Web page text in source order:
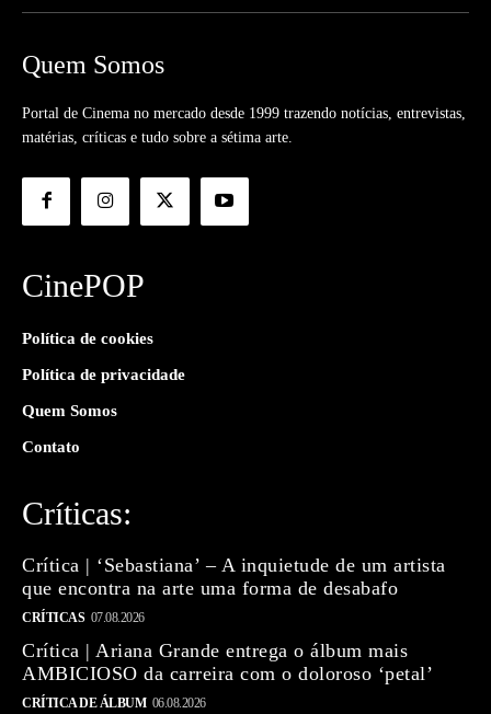
Quem Somos
Portal de Cinema no mercado desde 1999 trazendo notícias, entrevistas,
matérias, críticas e tudo sobre a sétima arte.
CinePOP
Política de cookies
Política de privacidade
Quem Somos
Contato
Críticas:
Crítica | ‘Sebastiana’ – A inquietude de um artista
que encontra na arte uma forma de desabafo
CRÍTICAS 07.08.2026
Crítica | Ariana Grande entrega o álbum mais
AMBICIOSO da carreira com o doloroso ‘petal’
CRÍTICA DE ÁLBUM 06.08.2026